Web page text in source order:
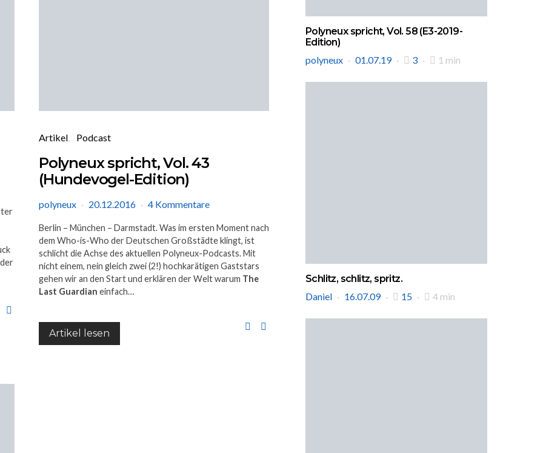
Artikel Podcast
Polyneux spricht, Vol. 43
(Hundevogel-Edition)
polyneux 20.12.2016 4 Kommentare
Berlin – München – Darmstadt. Was im ersten Moment nach
dem Who-is-Who der Deutschen Großstädte klingt, ist
schlicht die Achse des aktuellen Polyneux-Podcasts. Mit
nicht einem, nein gleich zwei (2!) hochkarätigen Gaststars
gehen wir an den Start und erklären der Welt warum The
Last Guardian einfach…
Artikel lesen
Polyneux spricht, Vol. 58 (E3-2019-
Edition)
polyneux
01.07.19 3 1 min
Schlitz, schlitz, spritz.
Daniel
16.07.09 15 4 min